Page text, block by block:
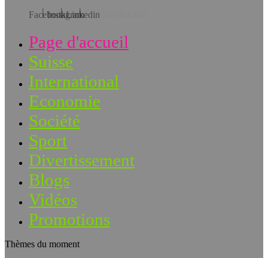
Téléchargez l’app!
Page d'accueil
Suisse
International
Economie
Société
Sport
Divertissement
Blogs
Vidéos
Promotions
Thèmes du moment